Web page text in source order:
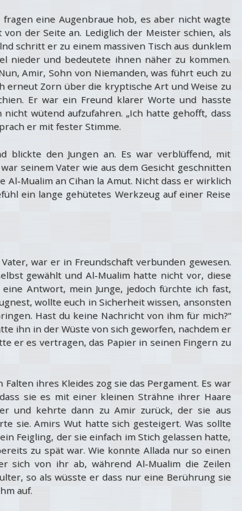
eine Augenbraue hob, es aber nicht wagte
der Seite an. Lediglich der Meister schien, als
schritt er zu einem massiven Tisch aus dunklem
nieder und bedeutete ihnen näher zu kommen.
Amir, Sohn von Niemanden, was führt euch zu
erneut Zorn über die kryptische Art und Weise zu
Er war ein Freund klarer Worte und hasste
wütend aufzufahren. „Ich hatte gehofft, dass
er mit fester Stimme.
blickte den Jungen an. Es war verblüffend, mit
seinem Vater wie aus dem Gesicht geschnitten
Mualim an Cihan la Amut. Nicht dass er wirklich
ein lange gehütetes Werkzeug auf einer Reise
war er in Freundschaft verbunden gewesen.
gewählt und Al-Mualim hatte nicht vor, diese
Antwort, mein Junge, jedoch fürchte ich fast,
wollte euch in Sicherheit wissen, ansonsten
Hast du keine Nachricht von ihm für mich?“
ihn in der Wüste von sich geworfen, nachdem er
er es vertragen, das Papier in seinen Fingern zu
ihres Kleides zog sie das Pergament. Es war
sie es mit einer kleinen Strähne ihrer Haare
und kehrte dann zu Amir zurück, der sie aus
sie. Amirs Wut hatte sich gesteigert. Was sollte
Feigling, der sie einfach im Stich gelassen hatte,
zu spät war. Wie konnte Allada nur so einen
sich von ihr ab, während Al-Mualim die Zeilen
so als wüsste er dass nur eine Berührung sie
auf.